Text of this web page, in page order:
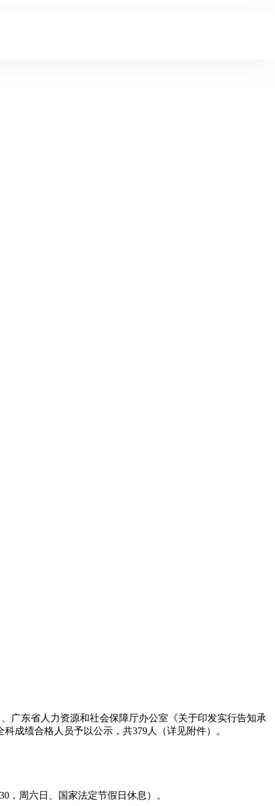
广东省人力资源和社会保障厅办公室《关于印发实行告知承
成绩合格人员予以公示，共379人（详见附件）。
周六日、国家法定节假日休息）。